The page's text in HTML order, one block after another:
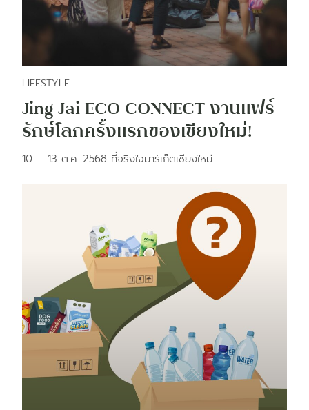
LIFESTYLE
Jing Jai ECO CONNECT งานแฟร์
รักษ์โลกครั้งแรกของเชียงใหม่!
10 – 13 ต.ค. 2568 ที่จริงใจมาร์เก็ตเชียงใหม่